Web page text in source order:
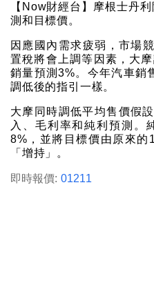
【Now財經台】摩根士丹
測和目標價。
因應國內需求疲弱，市場
置稅將會上調等因素，大
銷量預測3%。今年汽車銷
調低後的指引一樣。
大摩同時調低平均售價假
入、毛利率和純利預測。
8%，並將目標價由原來
「增持」。
即時報價: 01211